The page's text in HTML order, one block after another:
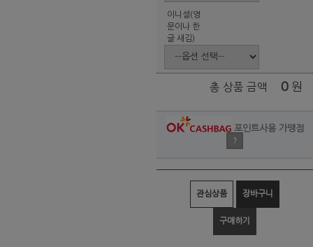
이니셜(영
문이나 한
글 새김)
총 상품 금액 0 원
포인트사용 가맹점
?
관심상품 장바구니
구매하기